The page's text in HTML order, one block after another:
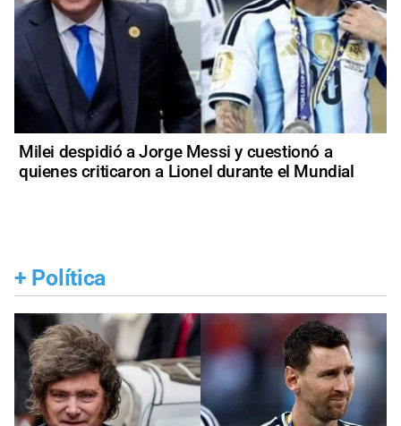
Milei despidió a Jorge Messi y cuestionó a
quienes criticaron a Lionel durante el Mundial
+ Política